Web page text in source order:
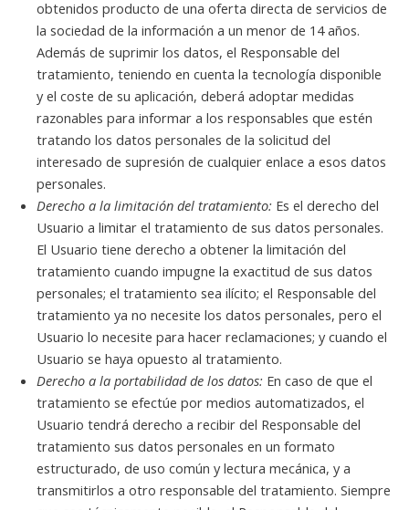
obtenidos producto de una oferta directa de servicios de
la sociedad de la información a un menor de 14 años.
Además de suprimir los datos, el Responsable del
tratamiento, teniendo en cuenta la tecnología disponible
y el coste de su aplicación, deberá adoptar medidas
razonables para informar a los responsables que estén
tratando los datos personales de la solicitud del
interesado de supresión de cualquier enlace a esos datos
personales.
Derecho a la limitación del tratamiento: Es el derecho del
Usuario a limitar el tratamiento de sus datos personales.
El Usuario tiene derecho a obtener la limitación del
tratamiento cuando impugne la exactitud de sus datos
personales; el tratamiento sea ilícito; el Responsable del
tratamiento ya no necesite los datos personales, pero el
Usuario lo necesite para hacer reclamaciones; y cuando el
Usuario se haya opuesto al tratamiento.
Derecho a la portabilidad de los datos: En caso de que el
tratamiento se efectúe por medios automatizados, el
Usuario tendrá derecho a recibir del Responsable del
tratamiento sus datos personales en un formato
estructurado, de uso común y lectura mecánica, y a
transmitirlos a otro responsable del tratamiento. Siempre